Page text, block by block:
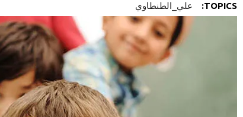
TOPICS: علي_الطنطاوي